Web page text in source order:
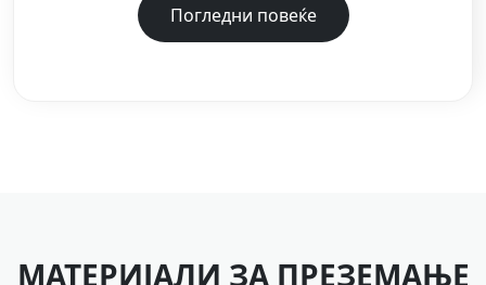
Погледни повеќе
МАТЕРИЈАЛИ ЗА ПРЕЗЕМАЊЕ